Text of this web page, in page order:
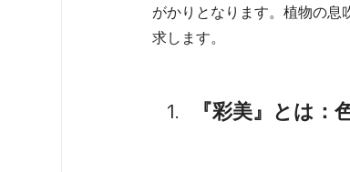
がかりとなります。植物の息
求します。
『彩美』とは